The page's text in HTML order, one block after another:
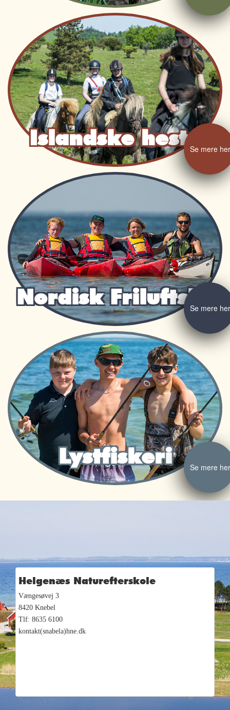
Islandske hesteSe mere her
Nordisk FriluftslivSe mere her
Lystfiskeri Se mere her
Helgenæs Naturefterskole
Vængesøvej 3
8420 Knebel
Tlf: 8635 6100
kontakt(snabela)hne.dk